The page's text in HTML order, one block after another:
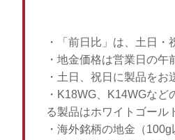
・「前日比」は、土日・
・地金価格は営業日の
・土日、祝日に製品をお
・K18WG、K14WGな
る製品はホワイトゴール
・海外銘柄の地金（